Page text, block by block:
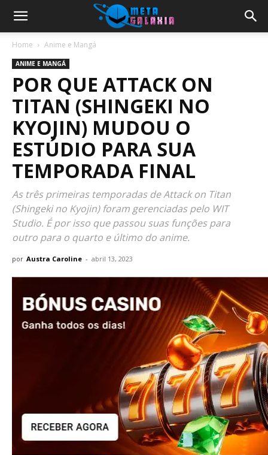
Home Anime e Mangá
ANIME E MANGÁ
POR QUE ATTACK ON
TITAN (SHINGEKI NO
KYOJIN) MUDOU O
ESTÚDIO PARA SUA
TEMPORADA FINAL
As três primeiras temporadas de Attack on Titan
(Shingeki no Kyojin) foram gerenciadas pelo WIT
Studio. É por isso que passou suas funções para
outro para o quarto e último do anime.
por Austra Caroline - abril 13, 2023